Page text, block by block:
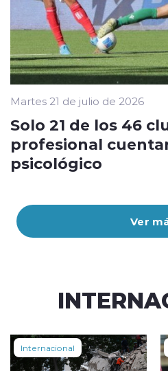
Ver
Martes 21 de julio de 2026
Solo 21 de los 46
profesional
psicológico
Internacional